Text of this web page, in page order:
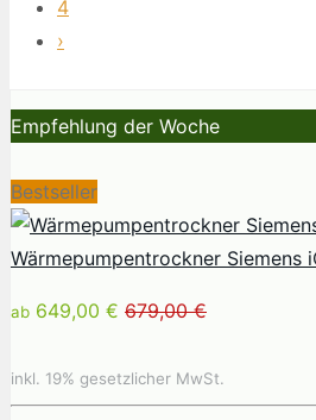
4
›
Empfehlung der Woche
Bestseller
Wärmepumpentrockner Siemens
ab 649,00 € 679,00 €
inkl. 19% gesetzlicher MwSt.